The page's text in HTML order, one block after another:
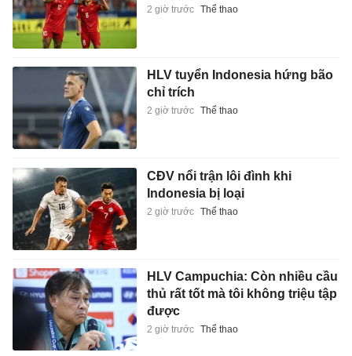
2 giờ trước Thể thao
HLV tuyển Indonesia hứng bão
chỉ trích
2 giờ trước Thể thao
CĐV nổi trận lôi đình khi
Indonesia bị loại
2 giờ trước Thể thao
HLV Campuchia: Còn nhiều cầu
thủ rất tốt mà tôi không triệu tập
được
2 giờ trước Thể thao